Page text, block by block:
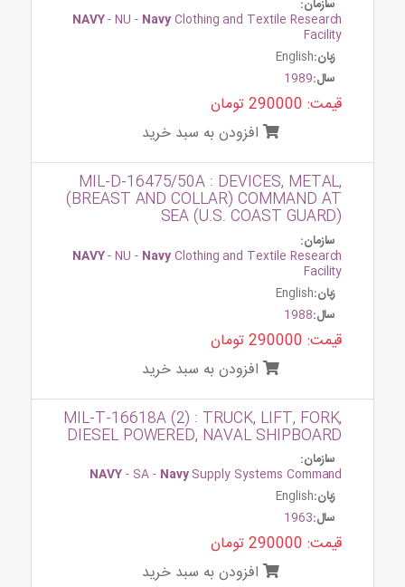
سازمان:
NAVY- NU - NavyClothing and Textile Research
Facility
زبان:English
سال:1989
قیمت: 290000 تومان
افزودن به سبد خرید
MIL-D-16475/50A : DEVICES, METAL,
(BREAST AND COLLAR) COMMAND AT
SEA (U.S. COAST GUARD)
سازمان:
NAVY- NU - NavyClothing and Textile Research
Facility
زبان:English
سال:1988
قیمت: 290000 تومان
افزودن به سبد خرید
MIL-T-16618A (2) : TRUCK, LIFT, FORK,
DIESEL POWERED, NAVAL SHIPBOARD
سازمان:
NAVY- SA - NavySupply Systems Command
زبان:English
سال:1963
قیمت: 290000 تومان
افزودن به سبد خرید